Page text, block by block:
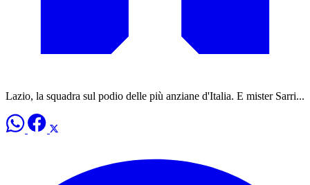
Lazio, la squadra sul podio delle più anziane d'Italia. E mister Sarri...